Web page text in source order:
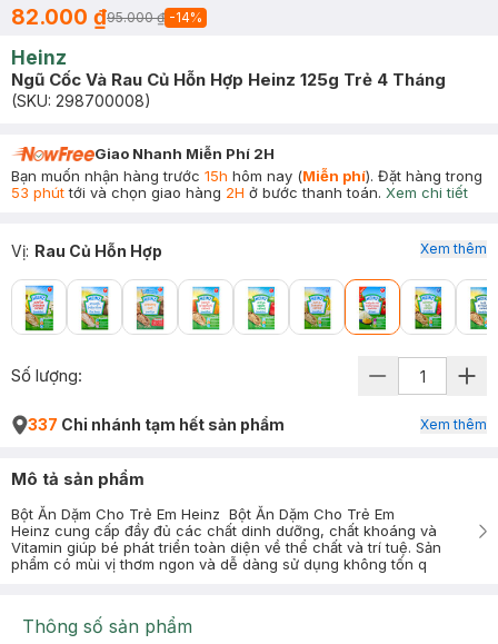
82.000 ₫95.000 ₫ -14%
Heinz
Ngũ Cốc Và Rau Củ Hỗn Hợp Heinz 125g Trẻ 4 Tháng
(SKU: 298700008)
Giao Nhanh Miễn Phí 2H
Bạn muốn nhận hàng trước 15h hôm nay (Miễn phí). Đặt hàng trong
53 phúttới và chọn giao hàng 2H ở bước thanh toán. Xem chi tiết
Vị: Rau Củ Hỗn Hợp Xem thêm
Số lượng:
337 Chi nhánh tạm hết sản phẩm Xem thêm
Mô tả sản phẩm
Bột Ăn Dặm Cho Trẻ Em Heinz Bột Ăn Dặm Cho Trẻ Em
Heinz cung cấp đầy đủ các chất dinh dưỡng, chất khoáng và
Vitamin giúp bé phát triển toàn diện về thể chất và trí tuệ. Sản
phẩm có mùi vị thơm ngon và dễ dàng sử dụng không tốn q
Thông số sản phẩm